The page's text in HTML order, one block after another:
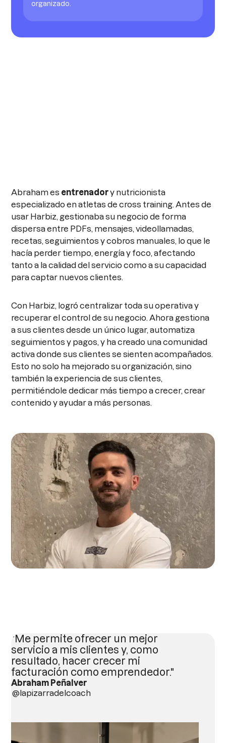
organizado.
Abraham es entrenadory nutricionista
especializado en atletas de cross training. Antes de
usar Harbiz, gestionaba su negocio de forma
dispersa entre PDFs, mensajes, videollamadas,
recetas, seguimientos y cobros manuales, lo que le
hacía perder tiempo, energía y foco, afectando
tanto a la calidad del servicio como a su capacidad
para captar nuevos clientes.
Con Harbiz, logró centralizar toda su operativa y
recuperar el control de su negocio. Ahora gestiona
a sus clientes desde un único lugar, automatiza
seguimientos y pagos, y ha creado una comunidad
activa donde sus clientes se sienten acompañados.
Esto no solo ha mejorado su organización, sino
también la experiencia de sus clientes,
permitiéndole dedicar más tiempo a crecer, crear
contenido y ayudar a más personas.
"Me permite ofrecer un mejor
servicio a mis clientes y, como
resultado, hacer crecer mi
facturación como emprendedor."
Abraham Peñalver
@lapizarradelcoach